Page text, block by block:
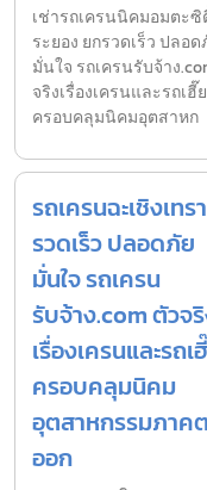
เช่ารถเครนนิคมอมตะซิ
ระยอง ยกรวดเร็ว ปลอด
มั่นใจ รถเครนรับจ้าง
จริงเรื่องเครนและรถเฮี๊
ครอบคลุมนิคมอุตสาหก
รถเครนฉะเชิงเทร
รวดเร็ว ปลอดภัย
มั่นใจ รถเครน
รับจ้าง.com ตัวจ
เรื่องเครนและรถ
ครอบคลุมนิคม
อุตสาหกรรมภาค
ออก